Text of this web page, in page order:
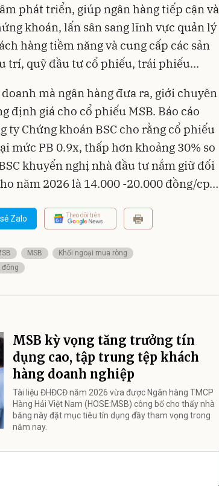
phát triển, giúp ngân hàng tiếp cận và
khoán, lấn sân sang lĩnh vực quản lý
hàng tiềm năng và cung cấp các sản
trí, quỹ đầu tư cổ phiếu, trái phiếu...
mà ngân hàng đưa ra, giới chuyên
định giá cho cổ phiếu MSB. Báo cáo
ty Chứng khoán BSC cho rằng cổ phiếu
mức PB 0.9x, thấp hơn khoảng 30% so
khuyến nghị nhà đầu tư nắm giữ đối
năm 2026 là 14.000 -20.000 đồng/cp…
Zalo Theo dõi trên
MSB
Khối ngoại mua ròng
MSB kỳ vọng tăng trưởng tín
dụng cao, tập trung tệp khách
hàng doanh nghiệp
Tài liệu ĐHĐCĐ năm 2026 vừa được Ngân hàng TMCP
Hàng Hải Việt Nam (HOSE:MSB) công bố cho thấy nhà
băng này đặt mục tiêu tín dụng đầy tham vọng trong
năm nay.